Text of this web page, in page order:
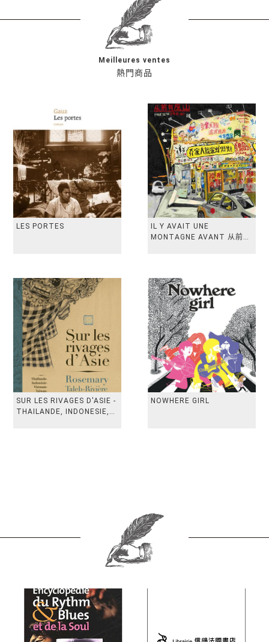
熱門商品
Meilleures ventes
LES PORTES
IL Y AVAIT UNE
MONTAGNE AVANT 从前有
SUR LES RIVAGES D'ASIE -
THAILANDE, INDONESIE,
NOWHERE GIRL